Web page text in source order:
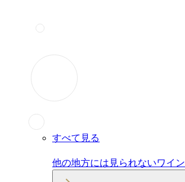
すべて見る
他の地方には見られないワイン